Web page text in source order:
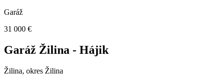
Garáž
31 000 €
Garáž Žilina - Hájik
Žilina, okres Žilina